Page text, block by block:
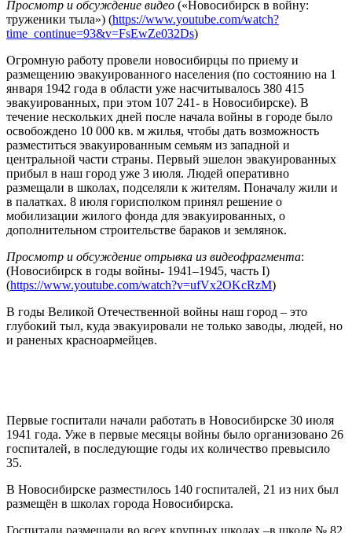
Просмотр и обсуждение видео («Новосибирск в войну:
труженики тыла») (https://www.youtube.com/watch?
time_continue=93&v=FsEwZe032Ds)
Огромную работу провели новосибирцы по приему и
размещению эвакуированного населения (по состоянию на 1
января 1942 года в области уже насчитывалось 380 415
эвакуированных, при этом 107 241- в Новосибирске). В
течение нескольких дней после начала войны в городе было
освобождено 10 000 кв. м жилья, чтобы дать возможность
разместиться эвакуированным семьям из западной и
центральной части страны. Первый эшелон эвакуированных
прибыл в наш город уже 3 июля. Людей оперативно
размещали в школах, подселяли к жителям. Поначалу жили и
в палатках. 8 июля горисполком принял решение о
мобилизации жилого фонда для эвакуированных, о
дополнительном строительстве бараков и землянок.
Просмотр и обсуждение отрывка из видеофрагмента:
(Новосибирск в годы войны- 1941–1945, часть I)
(https://www.youtube.com/watch?v=ufVx2OKcRzM)
В годы Великой Отечественной войны наш город – это
глубокий тыл, куда эвакуировали не только заводы, людей, но
и раненых красноармейцев.
Первые госпитали начали работать в Новосибирске 30 июля
1941 года. Уже в первые месяцы войны было организовано 26
госпиталей, в последующие годы их количество превысило
35.
В Новосибирске разместилось 140 госпиталей, 21 из них был
размещён в школах города Новосибирска.